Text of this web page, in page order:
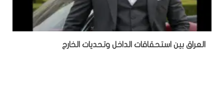
‏العراق بين استحقاقات الداخل وتحديات الخارج